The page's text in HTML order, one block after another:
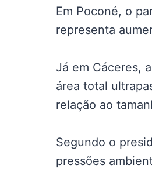
Em Poconé, o
representa
Já em Cáceres,
área total
relação ao
Segundo o
pressões